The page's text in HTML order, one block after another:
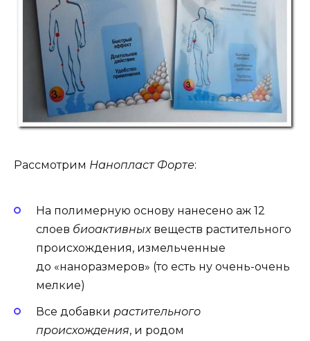
Рассмотрим Нанопласт Форте:
На полимерную основу нанесено аж 12
слоев биоактивныхвеществ растительного
происхождения, измельченные
до «наноразмеров» (то есть ну очень-очень
мелкие)
Все добавки растительного
происхождения, и родом